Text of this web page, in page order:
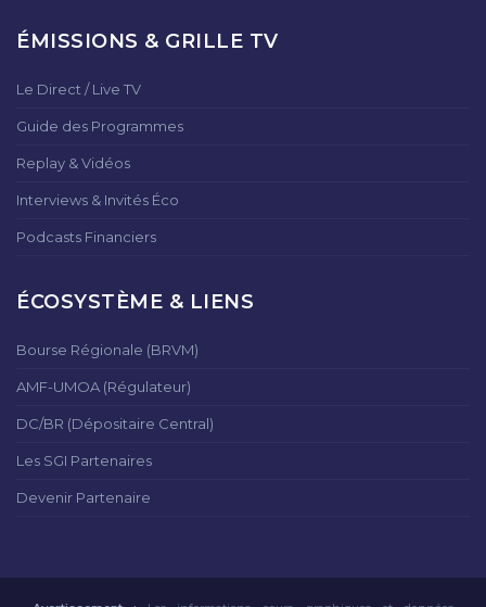
ÉMISSIONS & GRILLE TV
Le Direct / Live TV
Guide des Programmes
Replay & Vidéos
Interviews & Invités Éco
Podcasts Financiers
ÉCOSYSTÈME & LIENS
Bourse Régionale (BRVM)
AMF-UMOA (Régulateur)
DC/BR (Dépositaire Central)
Les SGI Partenaires
Devenir Partenaire